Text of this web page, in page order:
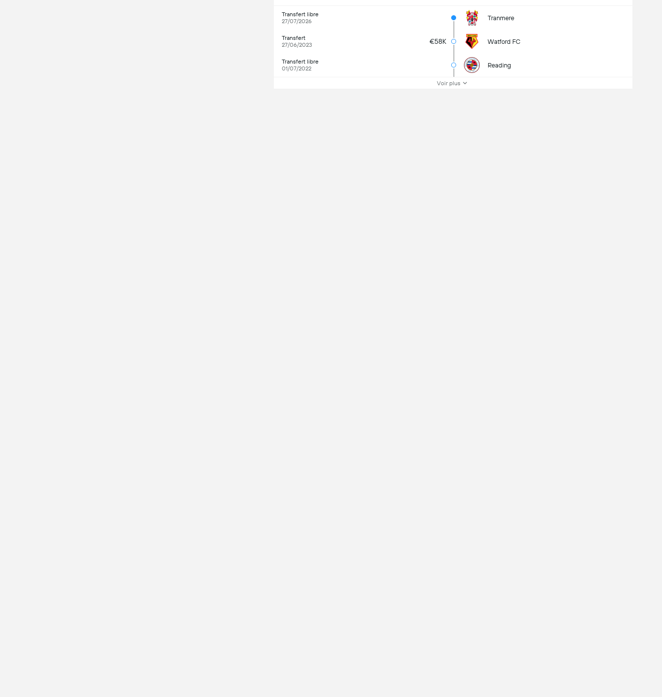
Transfert libre
27/07/2026
Tranmere
Transfert
27/06/2023
€58K Watford FC
Transfert libre
01/07/2022
Reading
Voir plus